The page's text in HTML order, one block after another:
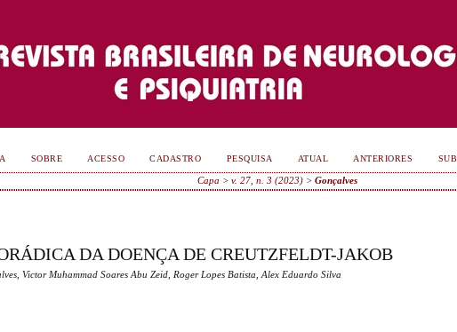
SOBRE ACESSO CADASTRO PESQUISA ATUAL ANTERIORES
Capa > v. 27, n. 3 (2023)> Gonçalves
DA DOENÇA DE CREUTZFELDT-JAKOB
Victor Muhammad Soares Abu Zeid, Roger Lopes Batista, Alex Eduardo Silva